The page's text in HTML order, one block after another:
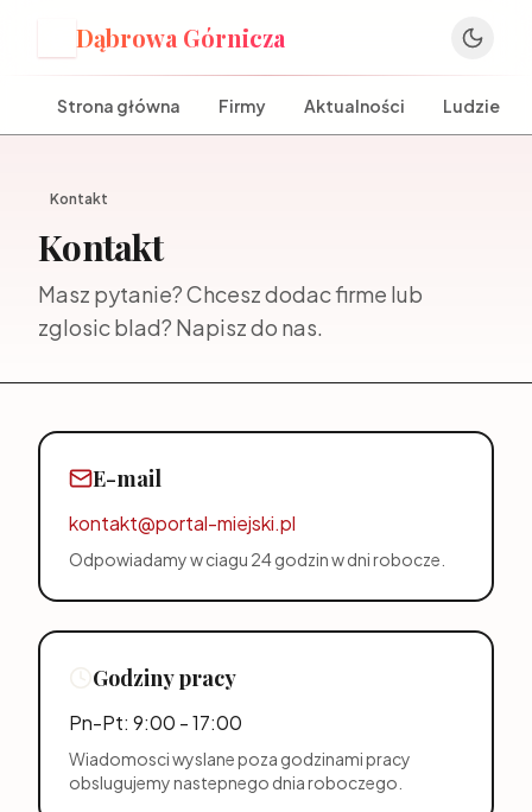
Dąbrowa Górnicza
Strona główna Firmy Aktualności Ludzie
Kontakt
Kontakt
Masz pytanie? Chcesz dodac firme lub
zglosic blad? Napisz do nas.
E-mail
kontakt@portal-miejski.pl
Odpowiadamy w ciagu 24 godzin w dni robocze.
Godziny pracy
Pn-Pt: 9:00 - 17:00
Wiadomosci wyslane poza godzinami pracy
obslugujemy nastepnego dnia roboczego.